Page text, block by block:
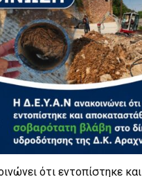
ότι εντοπίστηκε και